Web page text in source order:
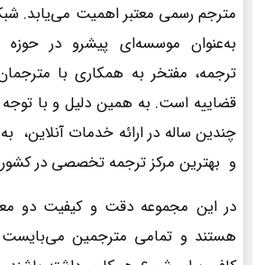
مترجم رسمی معتبر اهمیت می‌یابد.
به‌عنوان موسسه‌ای پیشرو در
ترجمه، مفتخر به همکاری با
قضاییه است. به همین دلیل و با
چندین ساله در ارائه خدمات آنلاین،
و بهترین مرکز ترجمه تخصصی در
در این مجموعه دقت و کیفیت دو
هستند و تمامی مترجمین